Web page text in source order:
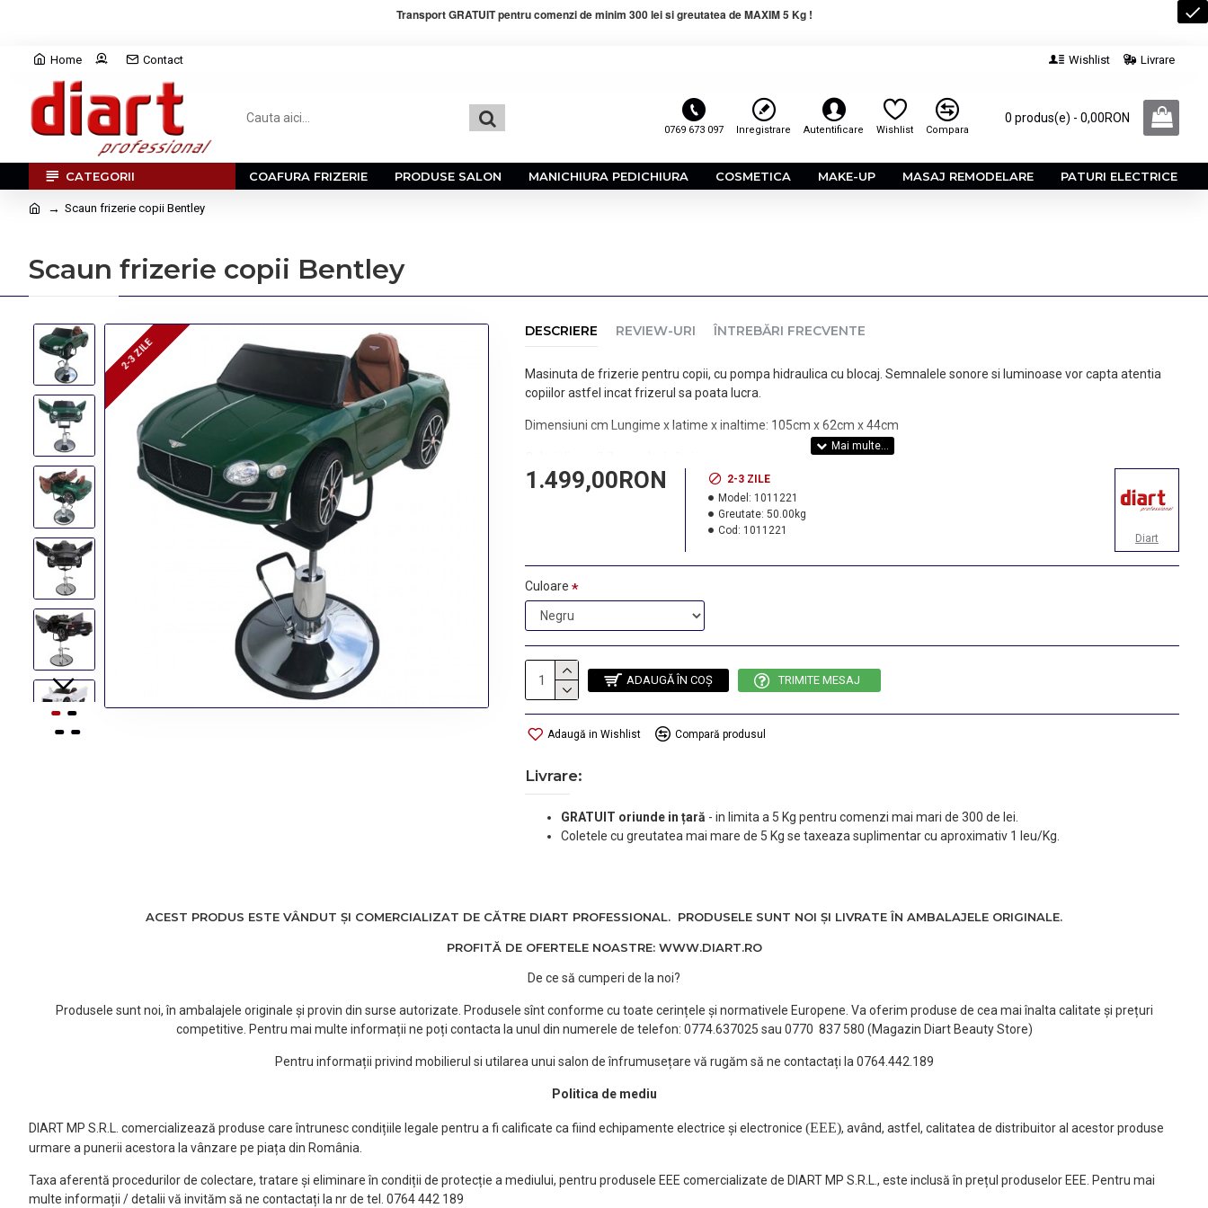
Transport GRATUIT pentru comenzi de minim 300 lei si greutatea de MAXIM 5 Kg !
Home Contact Wishlist Livrare
0769 673 097 Inregistrare Autentificare Wishlist Compara
0 produs(e) - 0,00RON
CATEGORII COAFURA FRIZERIE PRODUSE SALON MANICHIURA PEDICHIURA COSMETICA MAKE-UP MASAJ REMODELARE PATURI ELECTRICE
Scaun frizerie copii Bentley
Scaun frizerie copii Bentley
2-3 ZILE
2-3 ZILE
DESCRIERE REVIEW-URI ÎNTREBĂRI FRECVENTE
Masinuta de frizerie pentru copii, cu pompa hidraulica cu blocaj. Semnalele sonore si luminoase vor capta atentia
copiilor astfel incat frizerul sa poata lucra.
Dimensiuni cm Lungime x latime x inaltime: 105cm x 62cm x 44cm
1.499,00RON
2-3 ZILE
Model: 1011221
Greutate: 50.00kg
Cod: 1011221
Diart
Culoare
ADAUGĂ ÎN COŞ TRIMITE MESAJ
Adaugă in Wishlist Compară produsul
Livrare:
GRATUIT oriunde in țară - in limita a 5 Kg pentru comenzi mai mari de 300 de lei.
Coletele cu greutatea mai mare de 5 Kg se taxeaza suplimentar cu aproximativ 1 leu/Kg.
ACEST PRODUS ESTE VÂNDUT ȘI COMERCIALIZAT DE CĂTRE DIART PROFESSIONAL. PRODUSELE SUNT NOI ȘI LIVRATE ÎN AMBALAJELE ORIGINALE.
PROFITĂ DE OFERTELE NOASTRE: WWW.DIART.RO
De ce să cumperi de la noi?
Produsele sunt noi, în ambalajele originale și provin din surse autorizate. Produsele sînt conforme cu toate cerințele și normativele Europene. Va oferim produse de cea mai înalta calitate și prețuri
competitive. Pentru mai multe informații ne poți contacta la unul din numerele de telefon: 0774.637025 sau 0770 837 580 (Magazin Diart Beauty Store)
Pentru informații privind mobilierul si utilarea unui salon de înfrumusețare vă rugăm să ne contactați la 0764.442.189
Politica de mediu
DIART MP S.R.L. comercializează produse care întrunesc condițiile legale pentru a fi calificate ca fiind echipamente electrice și electronice (EEE), având, astfel, calitatea de distribuitor al acestor produse
urmare a punerii acestora la vânzare pe piața din România.
Taxa aferentă procedurilor de colectare, tratare și eliminare în condiții de protecție a mediului, pentru produsele EEE comercializate de DIART MP S.R.L., este inclusă în prețul produselor EEE. Pentru mai
multe informații / detalii vă invităm să ne contactați la nr de tel. 0764 442 189